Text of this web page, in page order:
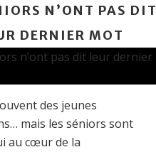
N’ONT PAS DIT
DERNIER MOT
des jeunes
mais les séniors sont
au cœur de la